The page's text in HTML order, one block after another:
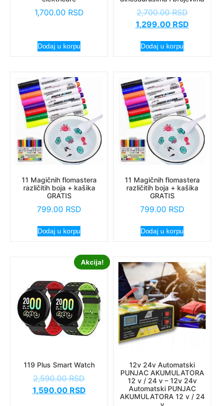
1,700.00 RSD
Dodaj u korpu
2,700.00RSD
1,299.00 RSD
Dodaj u korpu
11 Magičnih flomastera
različitih boja + kašika
GRATIS
799.00 RSD
Dodaj u korpu
11 Magičnih flomastera
različitih boja + kašika
GRATIS
799.00 RSD
Dodaj u korpu
Akcija!
119 Plus Smart Watch
2,590.00RSD
1,590.00 RSD
12v 24v Automatski
PUNJAC AKUMULATORA
12 v / 24 v – 12v 24v
Automatski PUNJAC
AKUMULATORA 12 v / 24